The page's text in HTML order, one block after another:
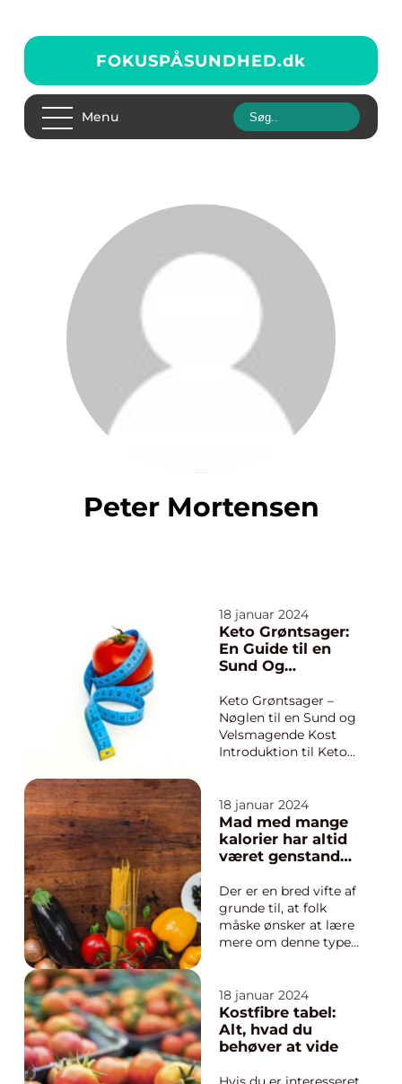
FOKUSPÅSUNDHED.dk
Menu
Peter Mortensen
18 januar 2024
Keto Grøntsager:
En Guide til en
Sund Og
Keto Grøntsager –
Nøglen til en Sund og
Velsmagende Kost
Introduktion til Keto
vigtig del af en
ketogen kost, som er
kendt for sine mange
sundhedsmæssige
inden for vægttab og
forbedret ener...
18 januar 2024
Mad med mange
kalorier har altid
været genstand
blandt både
ernæringsekspert
er og mennesker
generelt
Der er en bred vifte af
grunde til, at folk
måske ønsker at lære
mere om denne type
muskelsmasse til at
afbalancere en aktiv
livsstil eller en
bestemt diæt. Uanset
at forstå, hvad disse
18 januar 2024
Kostfibre tabel:
Alt, hvad du
behøver at vide